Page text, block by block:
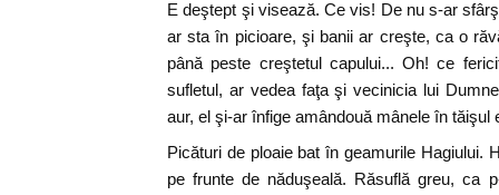
E deştept şi visează. Ce vis! De nu s-ar
ar sta în picioare, şi banii ar creşte, ca o
până peste creştetul capului... Oh! ce
sufletul, ar vedea faţa şi vecinicia lui
aur, el şi-ar înfige amândouă mânele în tăişul
Picături de ploaie bat în geamurile Hagiului.
pe frunte de năduşeală. Răsuflă greu, ca